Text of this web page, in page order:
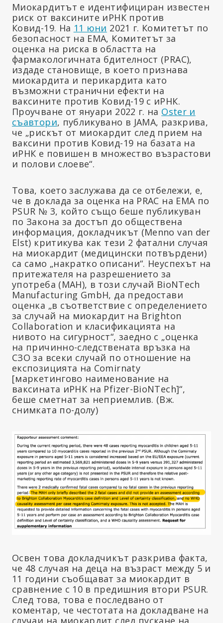
Миокардитът е идентифициран известен
риск от ваксините иРНК против
Ковид-19. На 11 юни 2021 г. Комитетът по
безопасност на ЕМА, Комитетът за
оценка на риска в областта на
фармакологичната бдителност (PRAC),
издаде становище, в което признава
миокардита и перикардита като
възможни странични ефекти на
ваксините против Ковид-19 с иРНК.
Проучване от януари 2022 г. на Oster и
съавтори, публикувано в JAMA, разкрива,
че „рискът от миокардит след прием на
ваксини против Ковид-19 на базата на
иРНК е повишен в множество възрастови
и полови слоеве“.
Това, което заслужава да се отбележи, е,
че в доклада за оценка на PRAC на EMA по
PSUR № 3, който също беше публикуван
по Закона за достъп до обществена
информация, докладчикът (Menno van der
Elst) критикува как тези 2 фатални случая
на миокардит (медицински потвърдени)
са само „накратко описани“. Неуспехът на
притежателя на разрешението за
употреба (MAH), в този случай BioNTech
Manufacturing GmbH, да предостави
оценка „в съответствие с определението
за случай на миокардит на Brighton
Collaboration и класификацията на
нивото на сигурност“, заедно с „оценка
на причинно-следствената връзка на
СЗО за всеки случай по отношение на
експозицията на Comirnaty
[маркетингово наименование на
ваксината иРНК на Pfizer-BioNTech]“,
беше сметнат за неприемлив. (Вж.
снимката по-долу)
Освен това докладчикът разкрива факта,
че 48 случая на деца на възраст между 5 и
11 години съобщават за миокардит в
сравнение с 10 в предишния втори PSUR.
След това, това е последвано от
коментар, че честотата на докладване на
случаи на миокардит след пускане на